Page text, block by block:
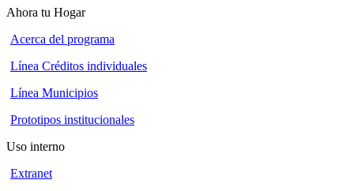
Ahora tu Hogar
Acerca del programa
Línea Créditos individuales
Línea Municipios
Prototipos institucionales
Uso interno
Extranet